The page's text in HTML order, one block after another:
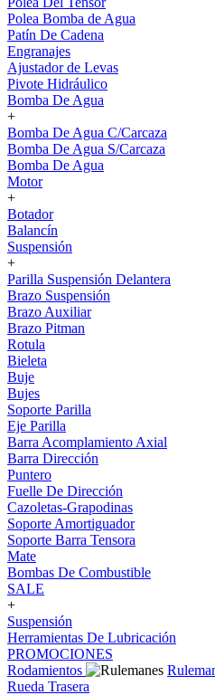
Polea Bomba de Agua
Patín De Cadena
Engranajes
Ajustador de Levas
Pivote Hidráulico
Bomba De Agua
+
Bomba De Agua C/Carcaza
Bomba De Agua S/Carcaza
Bomba De Agua
Motor
+
Botador
Balancín
Suspensión
+
Parilla Suspensión Delantera
Brazo Suspensión
Brazo Auxiliar
Brazo Pitman
Rotula
Bieleta
Buje
Bujes
Soporte Parilla
Eje Parilla
Barra Acomplamiento Axial
Barra Dirección
Puntero
Fuelle De Dirección
Cazoletas-Grapodinas
Soporte Amortiguador
Soporte Barra Tensora
Mate
Bombas De Combustible
SALE
+
Suspensión
Herramientas De Lubricación
PROMOCIONES
Rodamientos
Rueda Trasera